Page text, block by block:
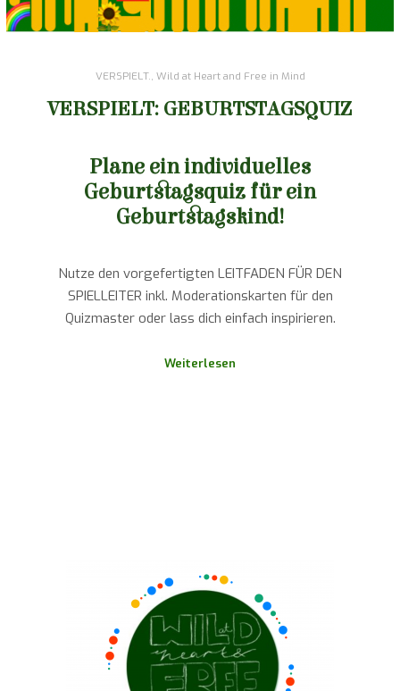
VERSPIELT., Wild at Heart and Free in Mind
VERSPIELT: GEBURTSTAGSQUIZ
Plane ein individuelles
Geburtstagsquiz für ein
Geburtstagskind!
Nutze den vorgefertigten LEITFADEN FÜR DEN
SPIELLEITER inkl. Moderationskarten für den
Quizmaster oder lass dich einfach inspirieren.
Weiterlesen